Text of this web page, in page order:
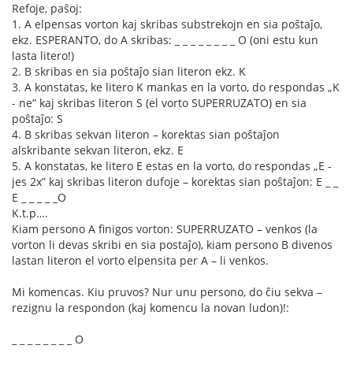
Refoje, paŝoj:
1. A elpensas vorton kaj skribas substrekojn en sia poŝtaĵo,
ekz. ESPERANTO, do A skribas: _ _ _ _ _ _ _ _ O (oni estu kun
lasta litero!)
2. B skribas en sia poŝtaĵo sian literon ekz. K
3. A konstatas, ke litero K mankas en la vorto, do respondas „K
- ne” kaj skribas literon S (el vorto SUPERRUZATO) en sia
poŝtaĵo: S
4. B skribas sekvan literon – korektas sian poŝtaĵon
alskribante sekvan literon, ekz. E
5. A konstatas, ke litero E estas en la vorto, do respondas „E -
jes 2x” kaj skribas literon dufoje – korektas sian poŝtaĵon: E _ _
E _ _ _ _ _O
K.t.p….
Kiam persono A finigos vorton: SUPERRUZATO – venkos (la
vorton li devas skribi en sia postaĵo), kiam persono B divenos
lastan literon el vorto elpensita per A – li venkos.
Mi komencas. Kiu pruvos? Nur unu persono, do ĉiu sekva –
rezignu la respondon (kaj komencu la novan ludon)!:
_ _ _ _ _ _ _ _ O